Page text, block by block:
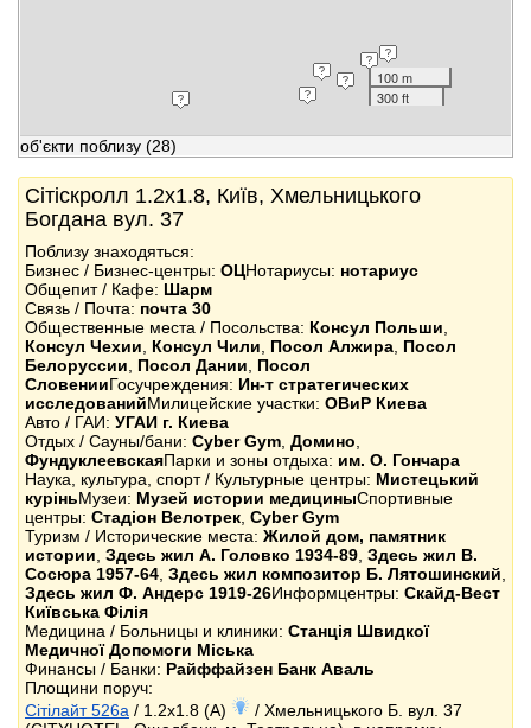
100 m
300 ft
об'єкти поблизу (28)
Сітіскролл 1.2x1.8, Київ, Хмельницького
Богдана вул. 37
Поблизу знаходяться:
Бизнес / Бизнес-центры: ОЦНотариусы: нотариус
Общепит / Кафе: Шарм
Связь / Почта: почта 30
Общественные места / Посольства: Консул Польши
Консул Чехии
Консул Чили Посол Алжира Посол
Белоруссии
Посол Дании
Посол
СловенииГосучреждения: Ин-т стратегических
исследованийМилицейские участки: ОВиР Киева
Авто / ГАИ: УГАИ г. Киева
Отдых / Сауны/бани: Cyber Gym Домино
ФундуклеевскаяПарки и зоны отдыха: им. О. Гончара
Наука, культура, спорт / Культурные центры: Мистецький
курiньМузеи: Музей истории медициныСпортивные
центры: Стадіон Велотрек Cyber Gym
Туризм / Исторические места: Жилой дом, памятник
истории Здесь жил А. Головко 1934-89 Здесь жил В.
Сосюра 1957-64 Здесь жил композитор Б. Лятошинский
Здесь жил Ф. Андерс 1919-26Информцентры: Скайд-Вест
Київська Філія
Медицина / Больницы и клиники: Станція Швидкої
Медичної Допомоги Міська
Финансы / Банки: Райффайзен Банк Аваль
Площини поруч:
Сітілайт 526a / 1.2x1.8 (A)
/ Хмельницького Б. вул. 37